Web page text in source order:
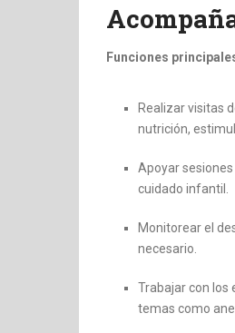
Funciones
Realizar visitas
nutrición,
Apoyar
cuidado infantil.
Monitorear el
necesario.
Trabajar con los
temas como